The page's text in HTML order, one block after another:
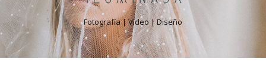
Fotografía | Video | Diseño